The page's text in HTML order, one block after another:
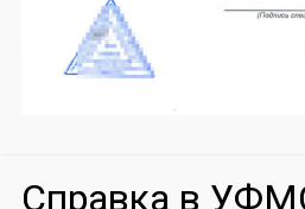
Справка в